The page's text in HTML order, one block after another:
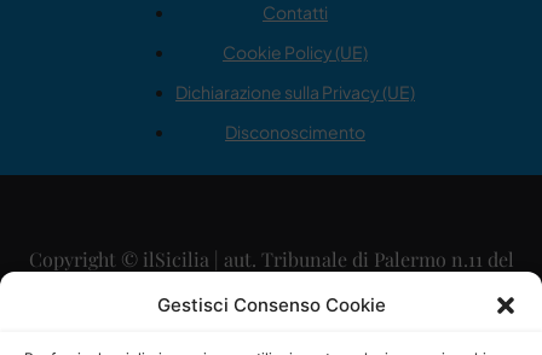
Gestisci Consenso Cookie
Contatti
Cookie Policy (UE)
Dichiarazione sulla Privacy (UE)
Disconoscimento
Copyright © ilSicilia | aut. Tribunale di Palermo n.11 del
29/09/2015